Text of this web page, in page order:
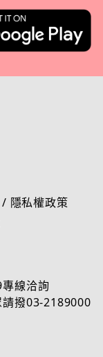
/ 隱私權政策
線洽詢
撥03-2189000